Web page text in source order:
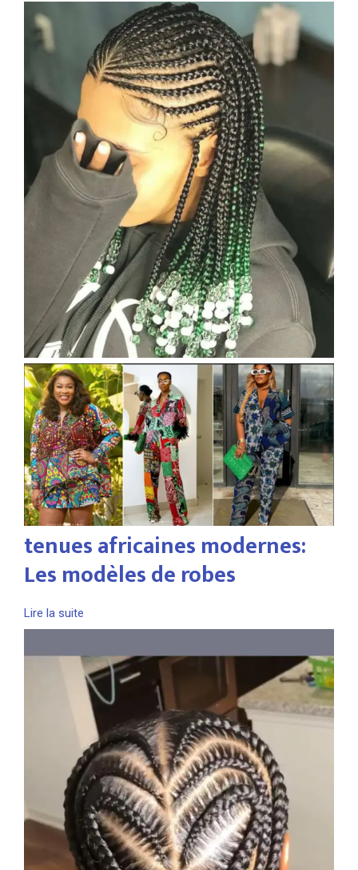
tenues africaines modernes:
Les modèles de robes
Lire la suite